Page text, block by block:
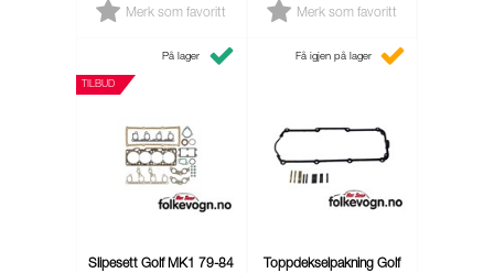
Merk som favoritt Merk som favoritt
TILBUD
På lager
Slipesett Golf MK1 79-84
Få igjen på lager
Toppdekselpakning Golf